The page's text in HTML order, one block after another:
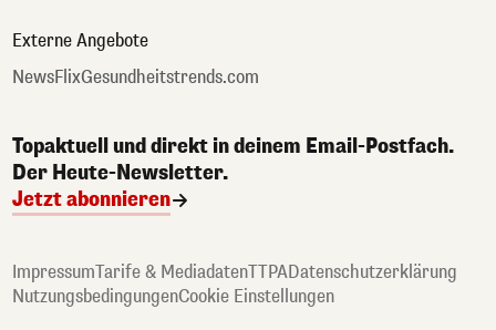
Externe Angebote
NewsFlixGesundheitstrends.com
Topaktuell und direkt in deinem Email-Postfach.
Der Heute-Newsletter.
Jetzt abonnieren
ImpressumTarife & MediadatenTTPADatenschutzerklärung
NutzungsbedingungenCookie Einstellungen